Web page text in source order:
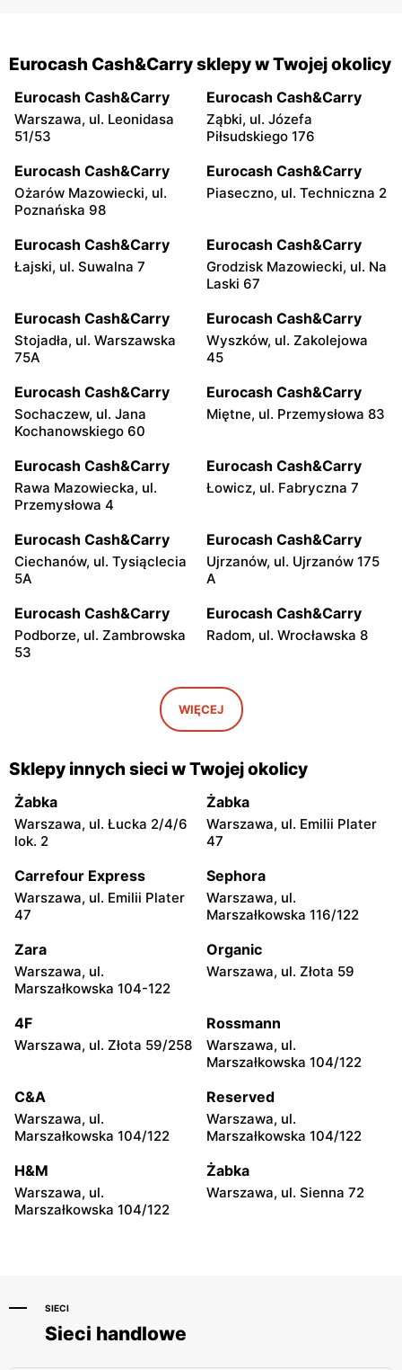
Eurocash Cash&Carry sklepy w Twojej okolicy
Eurocash Cash&Carry
Warszawa, ul. Leonidasa
51/53
Eurocash Cash&Carry
Ząbki, ul. Józefa
Piłsudskiego 176
Eurocash Cash&Carry
Ożarów Mazowiecki, ul.
Poznańska 98
Eurocash Cash&Carry
Piaseczno, ul. Techniczna 2
Eurocash Cash&Carry
Łajski, ul. Suwalna 7
Eurocash Cash&Carry
Grodzisk Mazowiecki, ul. Na
Laski 67
Eurocash Cash&Carry
Stojadła, ul. Warszawska
75A
Eurocash Cash&Carry
Wyszków, ul. Zakolejowa
45
Eurocash Cash&Carry
Sochaczew, ul. Jana
Kochanowskiego 60
Eurocash Cash&Carry
Miętne, ul. Przemysłowa 83
Eurocash Cash&Carry
Rawa Mazowiecka, ul.
Przemysłowa 4
Eurocash Cash&Carry
Łowicz, ul. Fabryczna 7
Eurocash Cash&Carry
Ciechanów, ul. Tysiąclecia
5A
Eurocash Cash&Carry
Ujrzanów, ul. Ujrzanów 175
A
Eurocash Cash&Carry
Podborze, ul. Zambrowska
53
Eurocash Cash&Carry
Radom, ul. Wrocławska 8
Eurocash Cash&Carry
Radom, ul. Graniczna 1
Eurocash Cash&Carry
Ryki, ul. Przemysłowa 8
Płock, ul. Kostrogaj 21 Łuków, ul. Farfak 2
Eurocash Cash&Carry
Tomaszów Mazowiecki, ul.
Wysoka 11-17
Eurocash Cash&Carry
Ławy, ul. Przemysłowa 32
Eurocash Cash&Carry
Opoczno, ul. Inowłodzka 36
Eurocash Cash&Carry
Mława, ul. Gdyńska 18
Sierpc, ul. Górzewo 25 Puławy, ul. Składowa 4
Eurocash Cash&Carry
Dzieciątka Jezus 91 A
Eurocash Cash&Carry
Ekonomii 15
Eurocash Cash&Carry
Fabryczna 1/3
Eurocash Cash&Carry
Grota Roweckiego 8a
WIĘCEJ
Sklepy innych sieci w Twojej okolicy
Żabka
Warszawa, ul. Łucka 2/4/6
lok. 2
Żabka
Warszawa, ul. Emilii Plater
47
Carrefour Express
Warszawa, ul. Emilii Plater
47
Sephora
Warszawa, ul.
Marszałkowska 116/122
Zara
Warszawa, ul.
Marszałkowska 104-122
Organic
Warszawa, ul. Złota 59
4F
Warszawa, ul. Złota 59/258
Rossmann
Warszawa, ul.
Marszałkowska 104/122
C&A
Warszawa, ul.
Marszałkowska 104/122
Reserved
Warszawa, ul.
Marszałkowska 104/122
H&M
Warszawa, ul.
Marszałkowska 104/122
Żabka
Warszawa, ul. Sienna 72
SIECI
Sieci handlowe